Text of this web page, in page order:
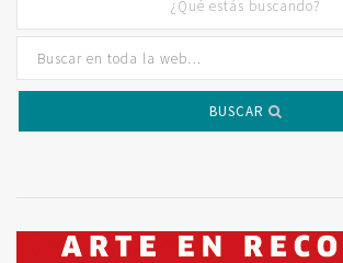
BUSCAR